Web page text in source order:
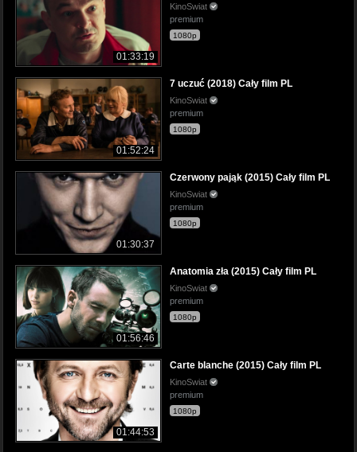
01:33:19
KinoSwiat
premium
1080p
01:52:24
7 uczuć (2018) Cały film PL
KinoSwiat
premium
1080p
01:30:37
Czerwony pająk (2015) Cały film PL
KinoSwiat
premium
1080p
01:56:46
Anatomia zła (2015) Cały film PL
KinoSwiat
premium
1080p
01:44:53
Carte blanche (2015) Cały film PL
KinoSwiat
premium
1080p